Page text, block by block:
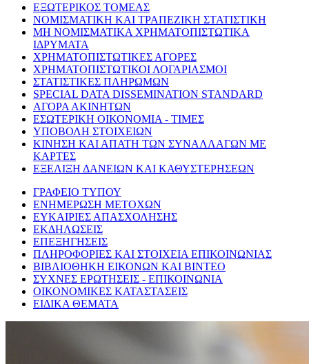
ΕΞΩΤΕΡΙΚΟΣ ΤΟΜΕΑΣ
ΝΟΜΙΣΜΑΤΙΚΗ ΚΑΙ ΤΡΑΠΕΖΙΚΗ ΣΤΑΤΙΣΤΙΚΗ
ΜΗ ΝΟΜΙΣΜΑΤΙΚΑ ΧΡΗΜΑΤΟΠΙΣΤΩΤΙΚΑ
ΙΔΡΥΜΑΤΑ
ΧΡΗΜΑΤΟΠΙΣΤΩΤΙΚΕΣ ΑΓΟΡΕΣ
ΧΡΗΜΑΤΟΠΙΣΤΩΤΙΚΟΙ ΛΟΓΑΡΙΑΣΜΟΙ
ΣΤΑΤΙΣΤΙΚΕΣ ΠΛΗΡΩΜΩΝ
SPECIAL DATA DISSEMINATION STANDARD
ΑΓΟΡΑ ΑΚΙΝΗΤΩΝ
ΕΣΩΤΕΡΙΚΗ ΟΙΚΟΝΟΜΙΑ - ΤΙΜΕΣ
ΥΠΟΒΟΛΗ ΣΤΟΙΧΕΙΩΝ
ΚΙΝΗΣΗ ΚΑΙ ΑΠΑΤΗ ΤΩΝ ΣΥΝΑΛΛΑΓΩΝ ΜΕ
ΚΑΡΤΕΣ
ΕΞΕΛΙΞΗ ΔΑΝΕΙΩΝ ΚΑΙ ΚΑΘΥΣΤΕΡΗΣΕΩΝ
ΓΡΑΦΕΙΟ ΤΥΠΟΥ
ΕΝΗΜΕΡΩΣΗ ΜΕΤΟΧΩΝ
ΕΥΚΑΙΡΙΕΣ ΑΠΑΣΧΟΛΗΣΗΣ
ΕΚΔΗΛΩΣΕΙΣ
ΕΠΕΞΗΓΗΣΕΙΣ
ΠΛΗΡΟΦΟΡΙΕΣ ΚΑΙ ΣΤΟΙΧΕΙΑ ΕΠΙΚΟΙΝΩΝΙΑΣ
ΒΙΒΛΙΟΘΗΚΗ ΕΙΚΟΝΩΝ ΚΑΙ ΒΙΝΤΕΟ
ΣΥΧΝΕΣ ΕΡΩΤΗΣΕΙΣ - ΕΠΙΚΟΙΝΩΝΙΑ
ΟΙΚΟΝΟΜΙΚΕΣ ΚΑΤΑΣΤΑΣΕΙΣ
ΕΙΔΙΚΑ ΘΕΜΑΤΑ